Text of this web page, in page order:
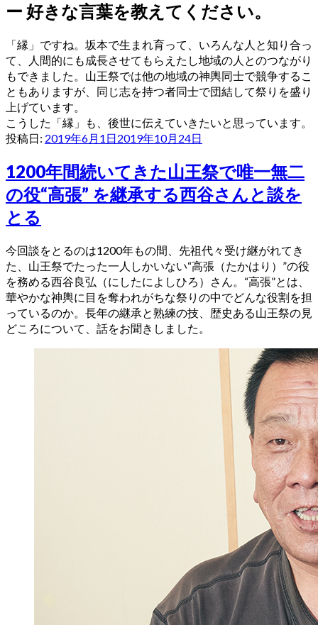
ー 好きな言葉を教えてください。
「縁」ですね。坂本で生まれ育って、いろんな人と知り合っ
て、人間的にも成長させてもらえたし地域の人とのつながり
もできました。山王祭では他の地域の神輿同士で競争するこ
ともありますが、同じ志を持つ者同士で団結して祭りを盛り
上げています。
こうした「縁」も、後世に伝えていきたいと思っています。
投稿日: 2019年6月1日2019年10月24日
1200年間続いてきた山王祭で唯一無二
の役“高張” を継承する西谷さんと談を
とる
今回談をとるのは1200年もの間、先祖代々受け継がれてき
た、山王祭でたった一人しかいない“高張（たかはり）”の役
を務める西谷良弘（にしたによしひろ）さん。“高張”とは、
華やかな神輿に目を奪われがちな祭りの中でどんな役割を担
っているのか。長年の継承と熟練の技、歴史ある山王祭の見
どころについて、話をお聞きしました。